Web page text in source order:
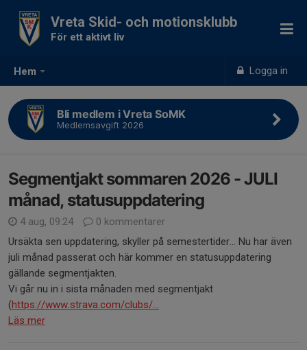
Hem Logga in
Vreta Skid- och motionsklubb
För ett aktivt liv
Bli medlem i Vreta SoMK
Medlemsavgift 2026
Segmentjakt sommaren 2026 - JULI
månad, statusuppdatering
4 aug, 09:24
0 kommentarer
Ursäkta sen uppdatering, skyller på semestertider... Nu har även
juli månad passerat och här kommer en statusuppdatering
gällande segmentjakten.
Vi går nu in i sista månaden med segmentjakt
(https://www.strava.com/clubs/...
Läs mer